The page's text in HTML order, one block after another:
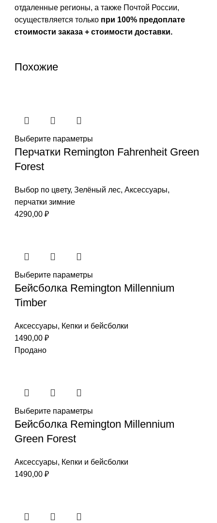
отдаленные регионы, а также Почтой России,
осуществляется только при 100% предоплате
стоимости заказа + стоимости доставки.
Похожие
Выберите параметры
Перчатки Remington Fahrenheit Green
Forest
Выбор по цвету, Зелёный лес, Аксессуары,
перчатки зимние
4290,00 ₽
Выберите параметры
Бейсболка Remington Millennium
Timber
Аксессуары, Кепки и бейсболки
1490,00 ₽
Продано
Выберите параметры
Бейсболка Remington Millennium
Green Forest
Аксессуары, Кепки и бейсболки
1490,00 ₽